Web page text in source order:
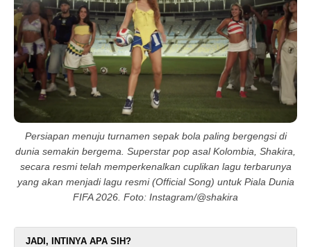
Persiapan menuju turnamen sepak bola paling bergengsi di
dunia semakin bergema. Superstar pop asal Kolombia, Shakira,
secara resmi telah memperkenalkan cuplikan lagu terbarunya
yang akan menjadi lagu resmi (Official Song) untuk Piala Dunia
FIFA 2026. Foto: Instagram/@shakira
JADI, INTINYA APA SIH?